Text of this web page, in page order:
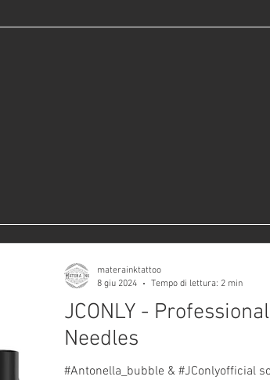
JCONLY -
Needles
#Antonella_bubble & #JConlyofficial
materainktattoo
8 giu 2024
Tempo di lettura: 2 min